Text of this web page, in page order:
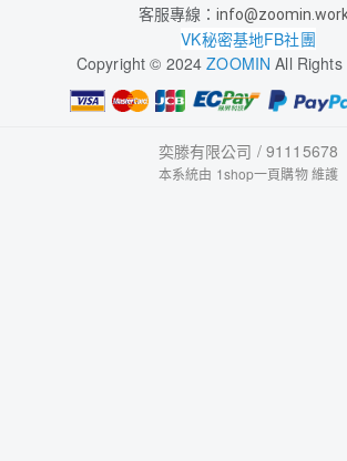
客服專線：
VK秘密基地FB社團
Copyright © 2024ZOOMIN All
奕滕有限公司 / 91115678
本系統由 1shop一頁購物維護